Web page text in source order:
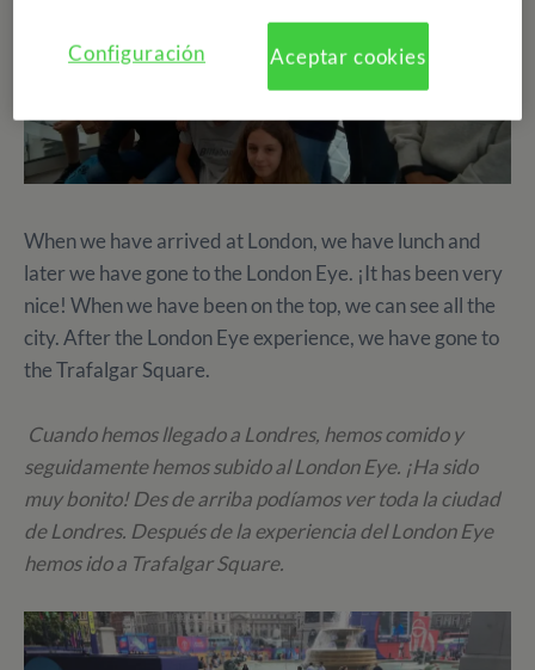
When we have arrived at London, we have lunch and
later we have gone to the London Eye. ¡It has been very
nice! When we have been on the top, we can see all the
city. After the London Eye experience, we have gone to
the Trafalgar Square.
Cuando hemos llegado a Londres, hemos comido y
seguidamente hemos subido al London Eye. ¡Ha sido
muy bonito! Des de arriba podíamos ver toda la ciudad
de Londres. Después de la experiencia del London Eye
hemos ido a Trafalgar Square.
Aceptar cookies
Configuración